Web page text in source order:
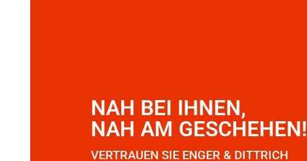
NAH BEI IHNEN,
NAH AM GESCHEHEN!
VERTRAUEN SIE ENGER & DITTRICH